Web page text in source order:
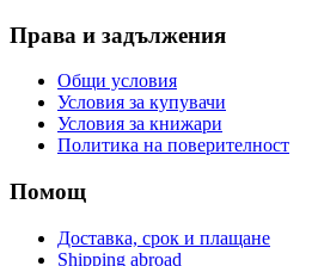
Права и задължения
Общи условия
Условия за купувачи
Условия за книжари
Политика на поверителност
Помощ
Доставка, срок и плащане
Shipping abroad